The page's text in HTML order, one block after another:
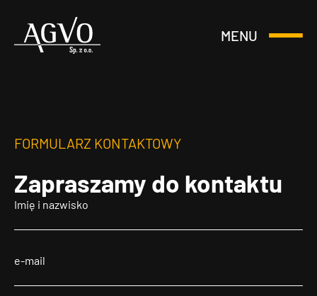
Header
MENU
Otwórz
FORMULARZ KONTAKTOWY
Zapraszamy do kontaktu